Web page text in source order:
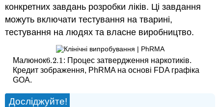
конкретних завдань розробки ліків. Ці завдання
можуть включати тестування на тварині,
тестування на людях та власне виробництво.
Малюнок6.2.1
6.2.1: Процес затвердження наркотиків.
Кредит зображення, PhRMA на основі FDA графіка
GOA.
Досліджуйте!